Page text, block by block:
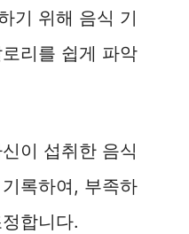
기 위해 음식 기
리를 쉽게 파악
이 섭취한 음식
록하여, 부족하
합니다.